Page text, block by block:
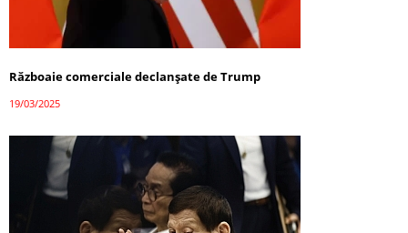
Războaie comerciale declanșate de Trump
19/03/2025